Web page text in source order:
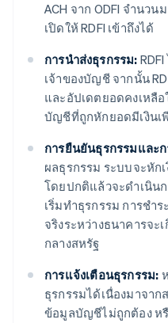
ACH จาก ODFI จํานว
เปิดให้ RDFI เข้าถึงได้
การนำส่งธุรกรรม:
เจ้าของบัญชี จากนั้น
และอัปเดตยอดคงเหลื
บัญชีที่ถูกหักยอดมีเงินเ
การยืนยันธุรกรรมและก
ผลธุรกรรม ระบบจะหัก
โดยปกติแล้วจะดําเนิน
เริ่มทําธุรกรรม การชำ
จริงระหว่างธนาคารจ
กลางสหรัฐ
การแจ้งเตือนธุรกรรม:
ธุรกรรมได้เนื่องมาจาก
ข้อมูลบัญชีไม่ถูกต้อง ห